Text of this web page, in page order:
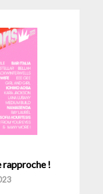
rapproche !